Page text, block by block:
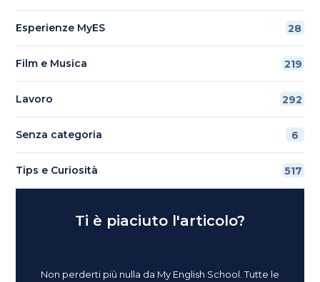
Esperienze MyES 28
Film e Musica 219
Lavoro 292
Senza categoria 6
Tips e Curiosità 517
Ti è piaciuto l'articolo?
Non perderti più nulla da My English School. Tutte le